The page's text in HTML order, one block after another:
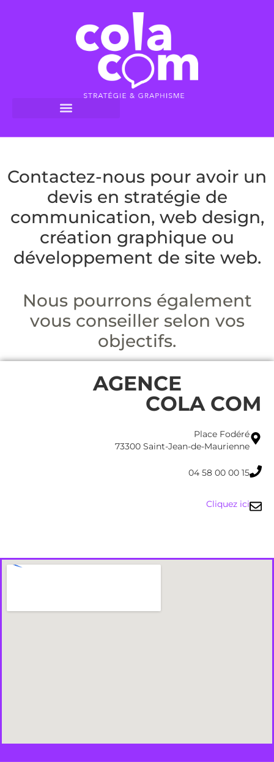
Contactez-nous pour avoir un
devis en stratégie de
communication, web design,
création graphique ou
développement de site web.
Nous pourrons également
vous conseiller selon vos
objectifs.
AGENCE
COLA COM
Place Fodéré
73300 Saint-Jean-de-Maurienne
04 58 00 00 15
Cliquez ici